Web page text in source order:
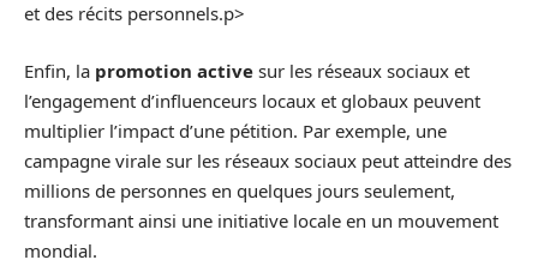
et des récits personnels.p>
Enfin, la promotion active sur les réseaux sociaux et
l’engagement d’influenceurs locaux et globaux peuvent
multiplier l’impact d’une pétition. Par exemple, une
campagne virale sur les réseaux sociaux peut atteindre des
millions de personnes en quelques jours seulement,
transformant ainsi une initiative locale en un mouvement
mondial.